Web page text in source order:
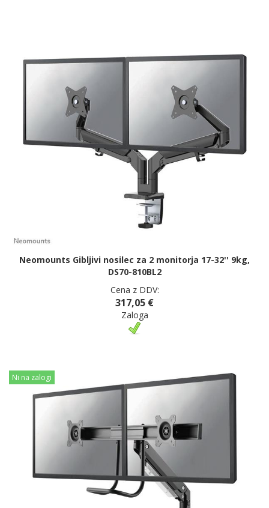
Neomounts Gibljivi nosilec za 2 monitorja 17-32'' 9kg,
DS70-810BL2
Cena z DDV:
317,05 €
Zaloga
Ni na zalogi